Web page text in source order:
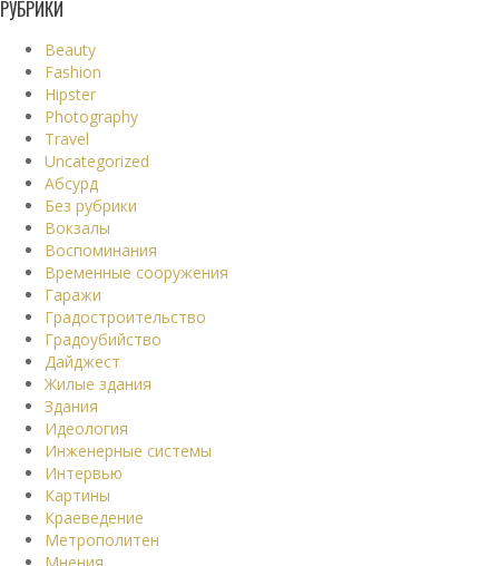
РУБРИКИ
Beauty
Fashion
Hipster
Photography
Travel
Uncategorized
Абсурд
Без рубрики
Вокзалы
Воспоминания
Временные сооружения
Гаражи
Градостроительство
Градоубийство
Дайджест
Жилые здания
Здания
Идеология
Инженерные системы
Интервью
Картины
Краеведение
Метрополитен